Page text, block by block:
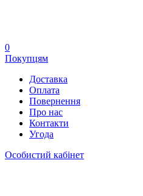
0
Покупцям
Доставка
Оплата
Повернення
Про нас
Контакти
Угода
Особистий кабінет